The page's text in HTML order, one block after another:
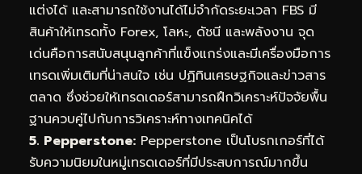
แต่งได้ และสามารถใช้งานได้ไม่จำกัดระยะเวลา FBS มี
สินค้าให้เทรดทั้ง Forex, โลหะ, ดัชนี และพลังงาน จุด
เด่นคือการสนับสนุนลูกค้าที่แข็งแกร่งและมีเครื่องมือการ
เทรดเพิ่มเติมที่น่าสนใจ เช่น ปฏิทินเศรษฐกิจและข่าวสาร
ตลาด ซึ่งช่วยให้เทรดเดอร์สามารถฝึกวิเคราะห์ปัจจัยพื้น
ฐานควบคู่ไปกับการวิเคราะห์ทางเทคนิคได้
5. Pepperstone: Pepperstone เป็นโบรกเกอร์ที่ได้
รับความนิยมในหมู่เทรดเดอร์ที่มีประสบการณ์มากขึ้น